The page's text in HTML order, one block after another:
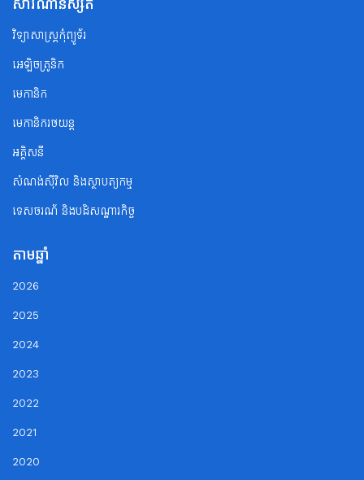
សារណានិស្សិត
វិទ្យាសាស្ត្រកុំព្យូទ័រ
អេឡិចត្រូនិក
មេកានិក
មេកានិករថយន្ត
អគ្គិសនី
សំណង់ស៊ីវិល និងស្ថាបត្យកម្ម
ទេសចរណ័ និងបដិសណ្ឋារកិច្ច
តាមឆ្នាំ
2026
2025
2024
2023
2022
2021
2020